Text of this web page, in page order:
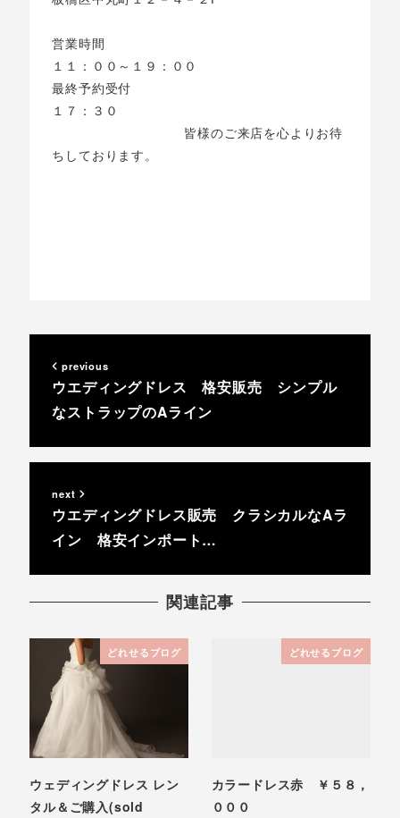
営業時間
１１：００～１９：００
最終予約受付
１７：３０
皆様のご来店を心よりお待
ちしております。
previous
ウエディングドレス 格安販売 シンプル
なストラップのAライン
next
ウエディングドレス販売 クラシカルなAラ
イン 格安インポート…
関連記事
どれせるブログ
ウェディングドレス レン
タル＆ご購入(sold
どれせるブログ
カラードレス赤 ￥５８，
０００